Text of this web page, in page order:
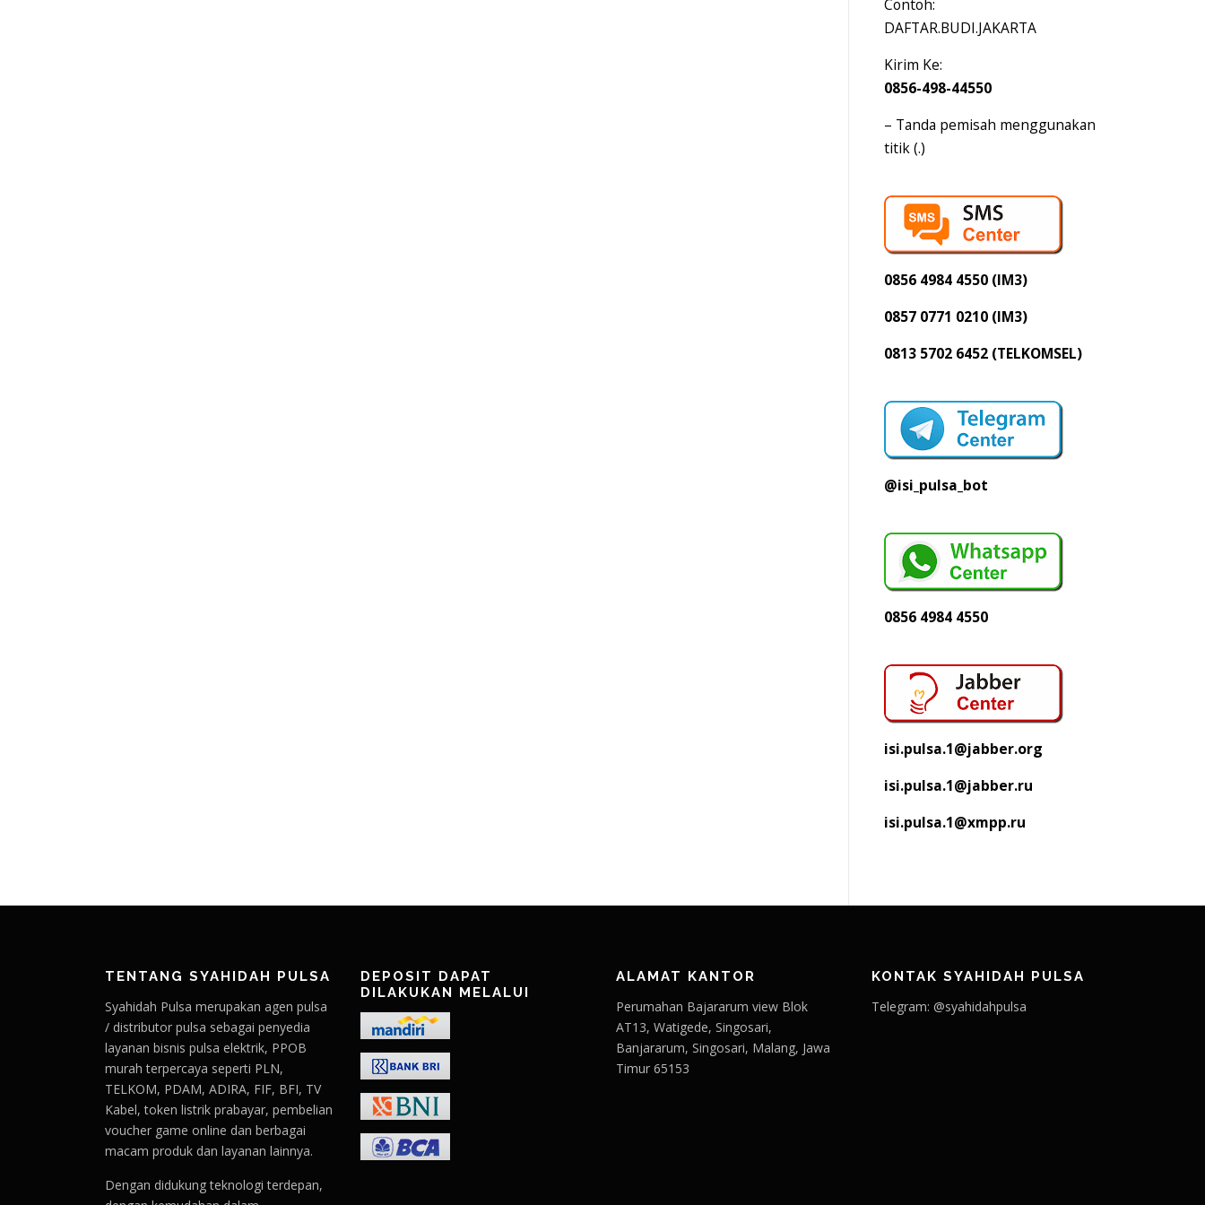
Contoh:
DAFTAR.BUDI.JAKARTA
Kirim Ke:
0856-498-44550
– Tanda pemisah menggunakan
titik (.)
0856 4984 4550 (IM3)
0857 0771 0210 (IM3)
0813 5702 6452 (TELKOMSEL)
@isi_pulsa_bot
0856 4984 4550
isi.pulsa.1@jabber.org
isi.pulsa.1@jabber.ru
isi.pulsa.1@xmpp.ru
TENTANG SYAHIDAH PULSA
Syahidah Pulsa merupakan agen pulsa
/ distributor pulsa sebagai penyedia
layanan bisnis pulsa elektrik, PPOB
murah terpercaya seperti PLN,
TELKOM, PDAM, ADIRA, FIF, BFI, TV
Kabel, token listrik prabayar, pembelian
voucher game online dan berbagai
macam produk dan layanan lainnya.
Dengan didukung teknologi terdepan,
DEPOSIT DAPAT
DILAKUKAN MELALUI
ALAMAT KANTOR
Perumahan Bajararum view Blok
AT13, Watigede, Singosari,
Banjararum, Singosari, Malang, Jawa
Timur 65153
KONTAK SYAHIDAH PULSA
Telegram: @syahidahpulsa